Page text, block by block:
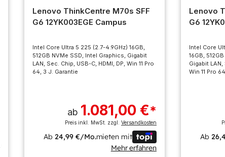
Lenovo ThinkCentre M70s SFF
G6 12YK003EGE Campus
Intel Core Ultra 5 225 (2.7-4.9GHz) 16GB,
512GB NVMe SSD, Intel Graphics, Gigabit
LAN, Sec. Chip, USB-C, HDMI, DP, Win 11 Pro
64, 3 J. Garantie
ab 1.081,00 €*
Preis inkl. MwSt. zzgl. Versandkosten
Ab24,99 €/Mo.mieten mit
Mehr erfahren
Lenovo
G6
Intel Core
16GB,
Gigabit LAN,
Win 11 Pro
Ab